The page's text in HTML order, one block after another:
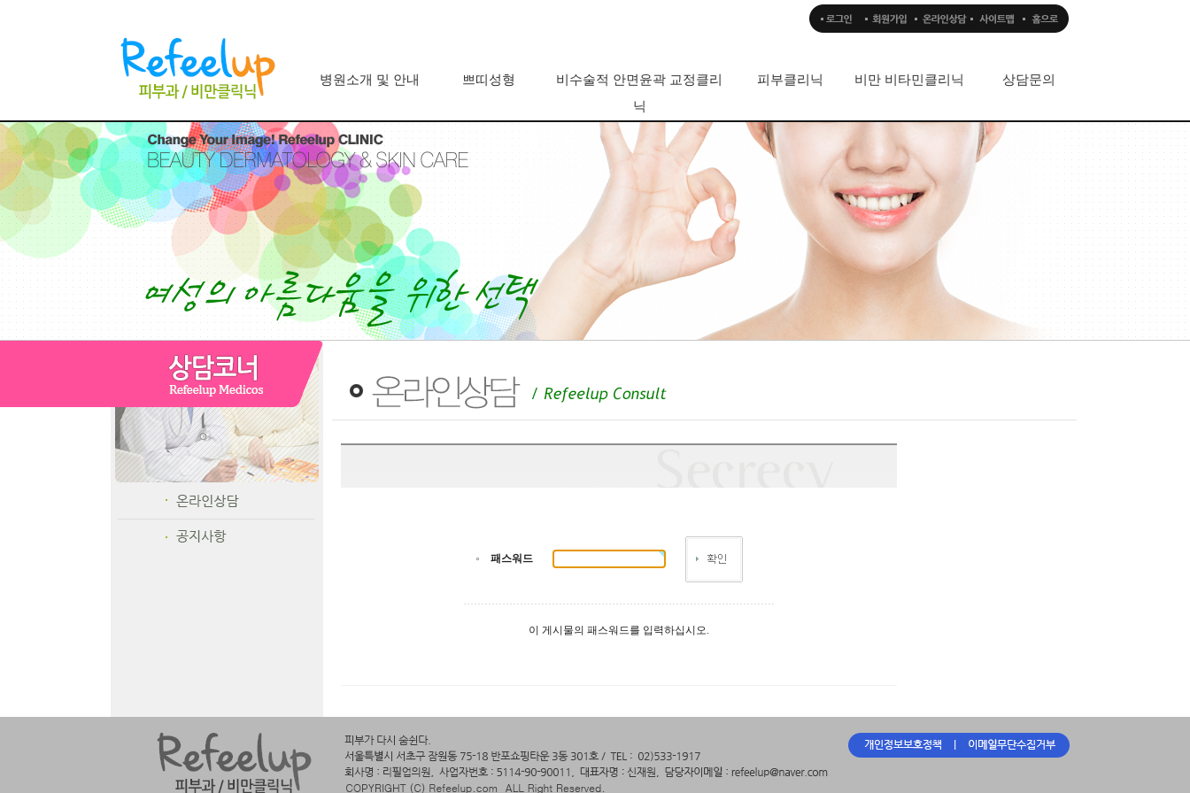
병원소개 및 안내 쁘띠성형
비수술적 안면윤곽 교정클리
닉
피부클리닉 비만 비타민클리닉 상담문의
패스워드
이 게시물의 패스워드를 입력하십시오.